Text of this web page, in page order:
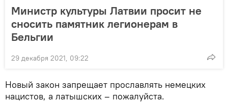
Министр культуры Латвии просит не
сносить памятник легионерам в
Бельгии
29 декабря 2021, 09:22
Новый закон запрещает прославлять немецких
нацистов, а латышских – пожалуйста.